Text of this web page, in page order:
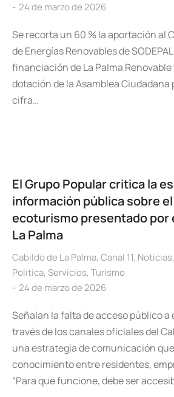
24 de marzo de 2026
Se recorta un 60 % la aportación al
de Energías Renovables de
financiación de La Palma Renovable
dotación de la Asamblea Ciudadana
cifra…
El Grupo Popular critica la
información pública sobre
ecoturismo presentado por
La Palma
Cabildo de La Palma, Canal 11, Noticias,
Política, Servicios, Turismo
24 de marzo de 2026
Señalan la falta de acceso público
través de los canales oficiales del
una estrategia de comunicación
conocimiento entre residentes,
“Para que funcione, debe ser